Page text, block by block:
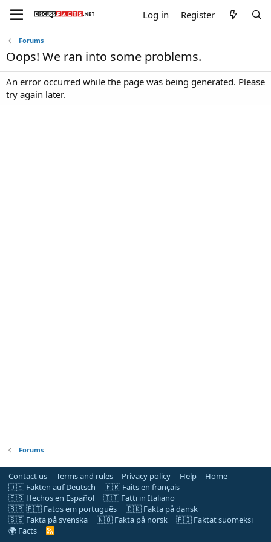
Log in Register
Forums
Oops! We ran into some problems.
An error occurred while the page was being generated. Please
try again later.
Forums
Contact us Terms and rules Privacy policy Help
Home
🇩🇪 Fakten auf Deutsch
🇫🇷 Faits en français
🇪🇸 Hechos en Español
🇮🇹 Fatti in Italiano
🇧🇷 🇵🇹 Fatos em português
🇩🇰 Fakta på dansk
🇸🇪 Fakta på svenska
🇳🇴 Fakta på norsk
🇫🇮 Faktat suomeksi
🌍 Facts
R